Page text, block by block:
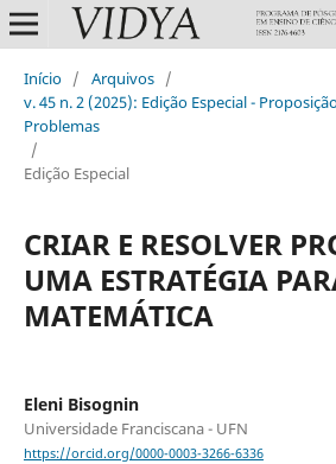
Início / Arquivos /
v. 45 n. 2 (2025): Edição Especial -
Problemas
/
Edição Especial
CRIAR E RESOLVER
UMA ESTRATÉGIA
MATEMÁTICA
Eleni Bisognin
Universidade Franciscana - UFN
https://orcid.org/0000-0003-3266-6336